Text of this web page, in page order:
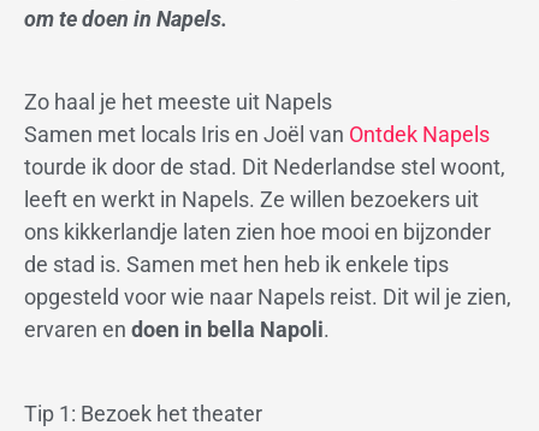
om te doen in Napels.
Zo haal je het meeste uit Napels
Samen met locals Iris en Joël van Ontdek Napels
tourde ik door de stad. Dit Nederlandse stel woont,
leeft en werkt in Napels. Ze willen bezoekers uit
ons kikkerlandje laten zien hoe mooi en bijzonder
de stad is. Samen met hen heb ik enkele tips
opgesteld voor wie naar Napels reist. Dit wil je zien,
ervaren en doen in bella Napoli.
Tip 1: Bezoek het theater